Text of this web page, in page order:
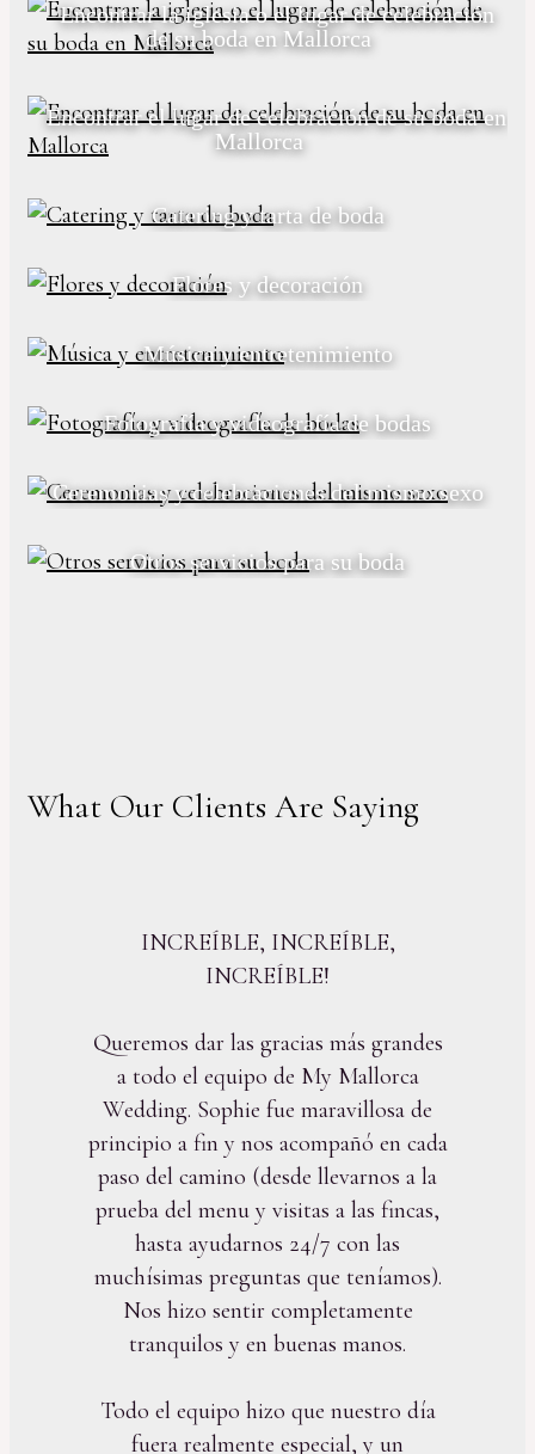
Encontrar la iglesia o el lugar de celebración
de su boda en Mallorca
Encontrar el lugar de celebración de su boda en
Mallorca
Catering y tarta de boda
Flores y decoración
Música y entretenimiento
Fotografía y videografía de bodas
Ceremonias y celebraciones del mismo sexo
Otros servicios para su boda
What Our Clients Are Saying
INCREÍBLE, INCREÍBLE,
INCREÍBLE!
Queremos dar las gracias más grandes
a todo el equipo de My Mallorca
Wedding. Sophie fue maravillosa de
principio a fin y nos acompañó en cada
paso del camino (desde llevarnos a la
prueba del menu y visitas a las fincas,
hasta ayudarnos 24/7 con las
muchísimas preguntas que teníamos).
Nos hizo sentir completamente
tranquilos y en buenas manos.
Todo el equipo hizo que nuestro día
fuera realmente especial, y un